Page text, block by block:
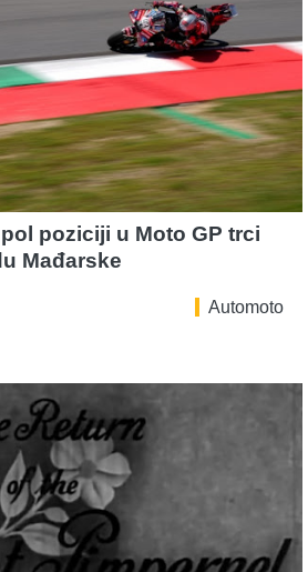
poziciji u Moto GP trci
Mađarske
Automoto